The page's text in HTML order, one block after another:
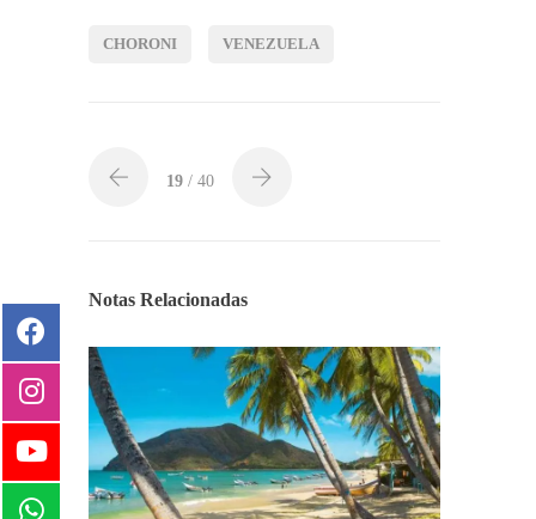
CHORONI VENEZUELA
19 / 40
Notas Relacionadas